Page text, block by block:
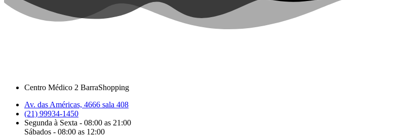
Centro Médico 2 BarraShopping
Av. das Américas, 4666 sala 408
(21) 99934-1450
Segunda à Sexta - 08:00 as 21:00
Sábados - 08:00 as 12:00